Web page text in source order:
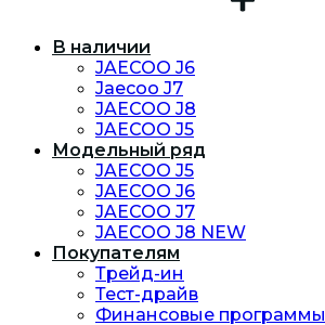
В наличии
JAECOO J6
Jaecoo J7
JAECOO J8
JAECOO J5
Модельный ряд
JAECOO J5
JAECOO J6
JAECOO J7
JAECOO J8 NEW
Покупателям
Трейд-ин
Тест-драйв
Финансовые программы